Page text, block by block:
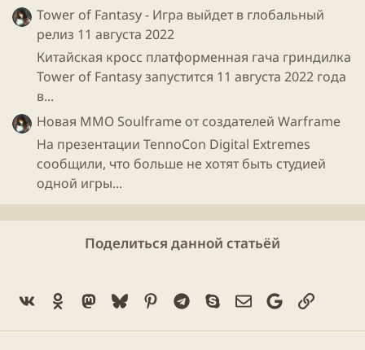
Tower of Fantasy - Игра выйдет в глобальный
релиз 11 августа 2022
Китайская кросс платформенная гача гриндилка
Tower of Fantasy запустится 11 августа 2022 года
в...
Новая ММО Soulframe от создателей Warframe
На презентации TennoCon Digital Extremes
сообщили, что больше не хотят быть студией
одной игры...
Поделиться данной статьёй
Vk Ok Mastodon
BlueskyPinterestTelegram
SkypeЭлектронная
GoogleСсылка